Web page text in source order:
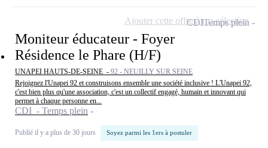
Moniteur éducateur - Foyer
Résidence le Phare (H/F)
UNAPEI HAUTS-DE-SEINE - 92 - NEUILLY SUR SEINE
Rejoignez l'Unapei 92 et construisons ensemble une société inclusive ! L'Unapei 92,
c'est bien plus qu'une association, c'est un collectif engagé, humain et innovant qui
permet à chaque personne en...
CDI - Temps plein
Publié il y a plus de 30 jours Soyez parmi les 1ers à postuler
CDITemps plein
Ajouter cette offre à ma sélection